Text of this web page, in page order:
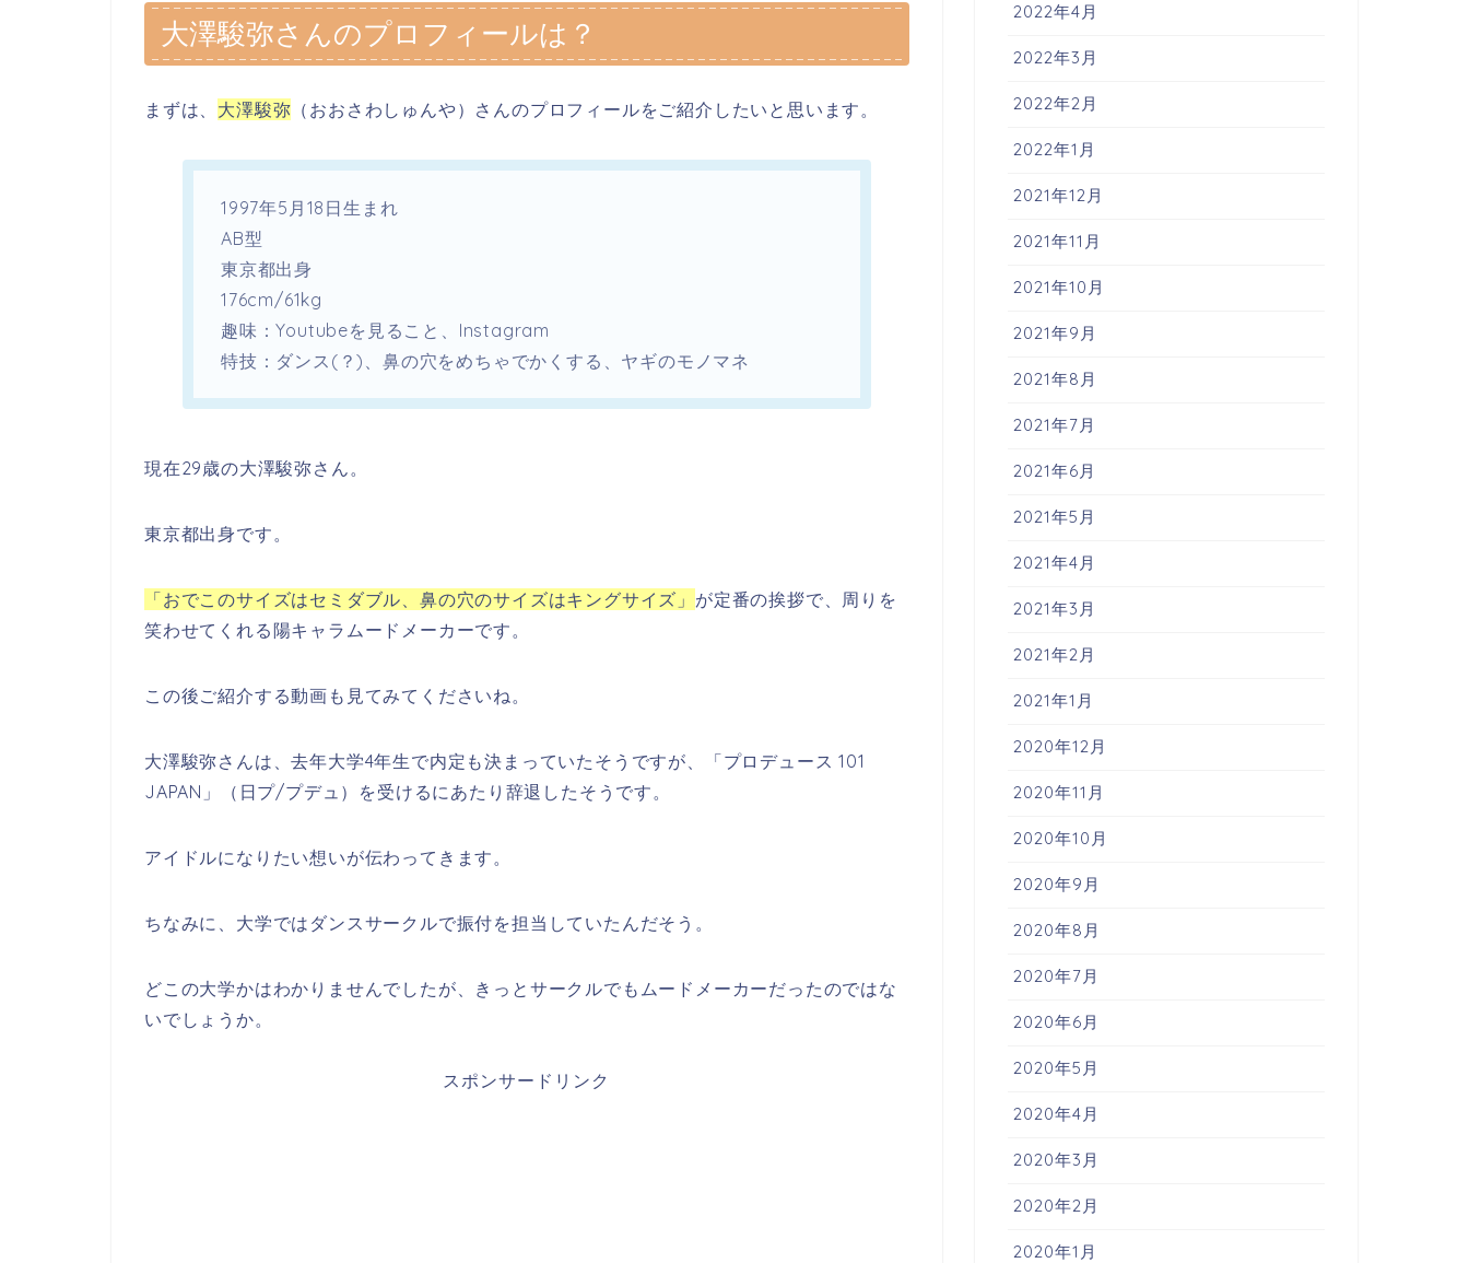
大澤駿弥さんのプロフィールは？
まずは、 大澤駿弥 （おおさわしゅんや）さんのプロフィールをご紹介したいと思います。
1997年5月18日生まれ
AB型
東京都出身
176cm/61kg
趣味：Youtubeを見ること、Instagram
特技： ダンス(？)、鼻の穴をめちゃでかくする、ヤギのモノマネ
現在29歳の大澤駿弥さん。
東京都出身です。
「おでこのサイズはセミダブル、鼻の穴のサイズはキングサイズ」 が定番の挨拶で、周りを
笑わせてくれる陽キャラムードメーカーです。
この後ご紹介する動画も見てみてくださいね。
大澤駿弥さんは、去年大学4年生で内定も決まっていたそうですが、「プロデュース 101
JAPAN」（日プ/プデュ）を受けるにあたり辞退したそうです。
アイドルになりたい想いが伝わってきます。
ちなみに、大学ではダンスサークルで振付を担当していたんだそう。
どこの大学かはわかりませんでしたが、きっとサークルでもムードメーカーだったのではな
いでしょうか。
スポンサードリンク
2022年4月
2022年3月
2022年2月
2022年1月
2021年12月
2021年11月
2021年10月
2021年9月
2021年8月
2021年7月
2021年6月
2021年5月
2021年4月
2021年3月
2021年2月
2021年1月
2020年12月
2020年11月
2020年10月
2020年9月
2020年8月
2020年7月
2020年6月
2020年5月
2020年4月
2020年3月
2020年2月
2020年1月